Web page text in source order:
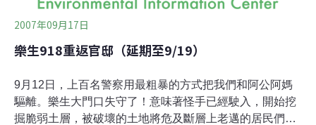
2007年09月17日
樂生918重返官邸（延期至9/19）
9月12日，上百名警察用最粗暴的方式把我們和阿公阿媽
驅離。樂生大門口失守了！意味著怪手已經駛入，開始挖
掘脆弱土層，被破壞的土地將危及斷層上老邁的居民們；